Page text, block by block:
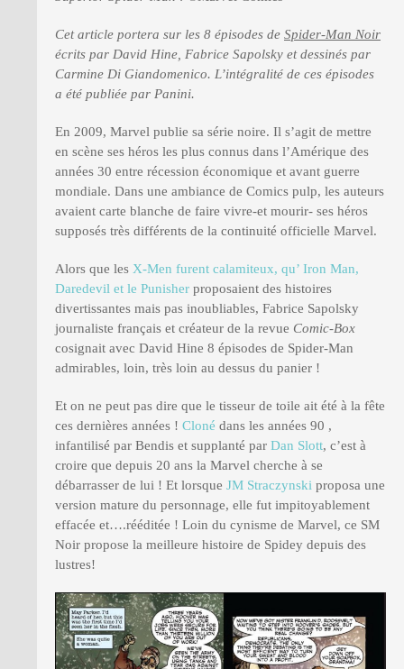
Cet article portera sur les 8 épisodes de Spider-Man Noir
écrits par David Hine, Fabrice Sapolsky et dessinés par
Carmine Di Giandomenico. L’intégralité de ces épisodes
a été publiée par Panini.
En 2009, Marvel publie sa série noire. Il s’agit de mettre
en scène ses héros les plus connus dans l’Amérique des
années 30 entre récession économique et avant guerre
mondiale. Dans une ambiance de Comics pulp, les auteurs
avaient carte blanche de faire vivre-et mourir- ses héros
supposés très différents de la continuité officielle Marvel.
Alors que les X-Men furent calamiteux, qu’ Iron Man,
Daredevil et le Punisher proposaient des histoires
divertissantes mais pas inoubliables, Fabrice Sapolsky
journaliste français et créateur de la revue Comic-Box
cosignait avec David Hine 8 épisodes de Spider-Man
admirables, loin, très loin au dessus du panier !
Et on ne peut pas dire que le tisseur de toile ait été à la fête
ces dernières années ! Cloné dans les années 90 ,
infantilisé par Bendis et supplanté par Dan Slott, c’est à
croire que depuis 20 ans la Marvel cherche à se
débarrasser de lui ! Et lorsque JM Straczynski proposa une
version mature du personnage, elle fut impitoyablement
effacée et….rééditée ! Loin du cynisme de Marvel, ce SM
Noir propose la meilleure histoire de Spidey depuis des
lustres!